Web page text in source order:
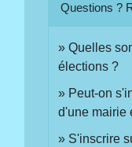
Questions ?
Quelles
élections ?
Peut-on
d'une mairie
S'inscrire